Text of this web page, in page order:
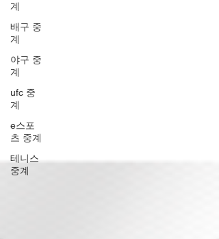
계
배구 중
계
야구 중
계
ufc 중
계
e스포
츠 중계
테니스
중계